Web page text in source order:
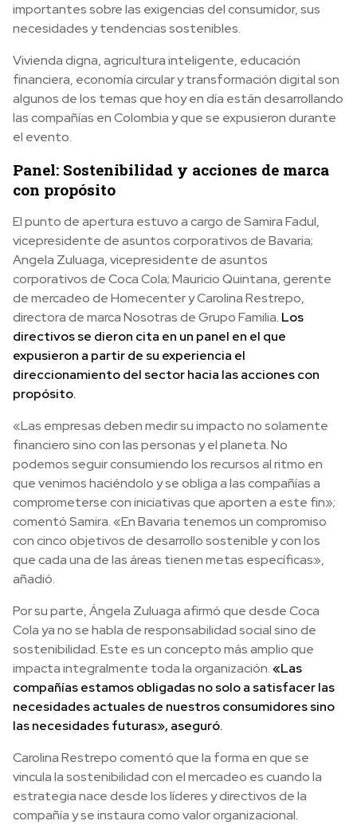
importantes sobre las exigencias del consumidor, sus
necesidades y tendencias sostenibles.
Vivienda digna, agricultura inteligente, educación
financiera, economía circular y transformación digital son
algunos de los temas que hoy en día están desarrollando
las compañías en Colombia y que se expusieron durante
el evento.
Panel: Sostenibilidad y acciones de marca
con propósito
El punto de apertura estuvo a cargo de Samira Fadul,
vicepresidente de asuntos corporativos de Bavaria;
Angela Zuluaga, vicepresidente de asuntos
corporativos de Coca Cola; Mauricio Quintana, gerente
de mercadeo de Homecenter y Carolina Restrepo,
directora de marca Nosotras de Grupo Familia. Los
directivos se dieron cita en un panel en el que
expusieron a partir de su experiencia el
direccionamiento del sector hacia las acciones con
propósito.
«Las empresas deben medir su impacto no solamente
financiero sino con las personas y el planeta. No
podemos seguir consumiendo los recursos al ritmo en
que venimos haciéndolo y se obliga a las compañías a
comprometerse con iniciativas que aporten a este fin»;
comentó Samira. «En Bavaria tenemos un compromiso
con cinco objetivos de desarrollo sostenible y con los
que cada una de las áreas tienen metas específicas»,
añadió.
Por su parte, Ángela Zuluaga afirmó que desde Coca
Cola ya no se habla de responsabilidad social sino de
sostenibilidad. Este es un concepto más amplio que
impacta integralmente toda la organización.«Las
compañías estamos obligadas no solo a satisfacer las
necesidades actuales de nuestros consumidores sino
las necesidades futuras», aseguró.
Carolina Restrepo comentó que la forma en que se
vincula la sostenibilidad con el mercadeo es cuando la
estrategia nace desde los líderes y directivos de la
compañía y se instaura como valor organizacional.